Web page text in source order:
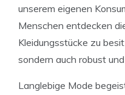
unserem eigenen
Menschen entdecken
Kleidungsstücke zu
sondern auch robust
Langlebige Mode